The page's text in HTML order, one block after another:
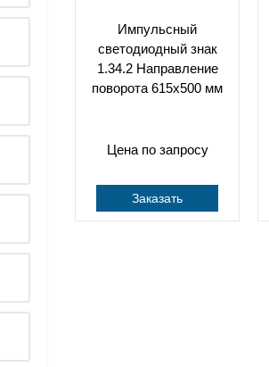
Импульсный
светодиодный знак
1.34.2 Направление
поворота 615x500 мм
Цена по запросу
Заказать